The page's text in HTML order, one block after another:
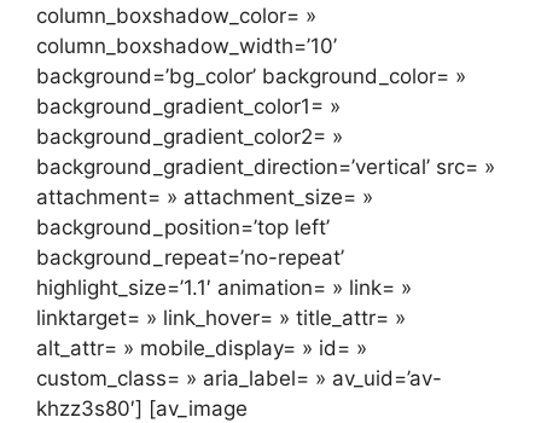
column_boxshadow_color= »
column_boxshadow_width=’10’
background=’bg_color’ background_color= »
background_gradient_color1= »
background_gradient_color2= »
background_gradient_direction=’vertical’ src= »
attachment= » attachment_size= »
background_position=’top left’
background_repeat=’no-repeat’
highlight_size=’1.1′ animation= » link= »
linktarget= » link_hover= » title_attr= »
alt_attr= » mobile_display= » id= »
custom_class= » aria_label= » av_uid=’av-
khzz3s80′] [av_image